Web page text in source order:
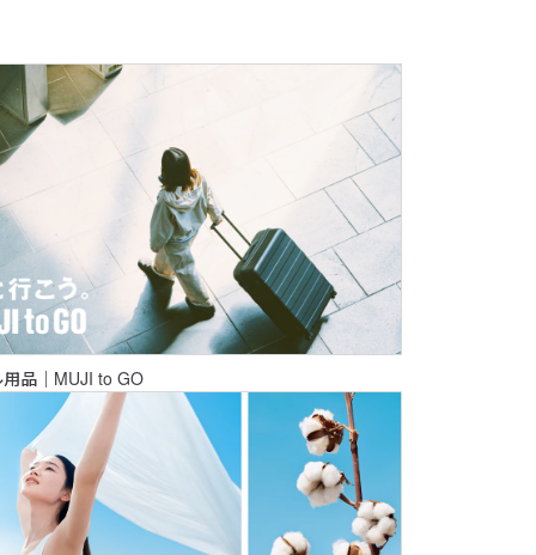
用品｜MUJI to GO